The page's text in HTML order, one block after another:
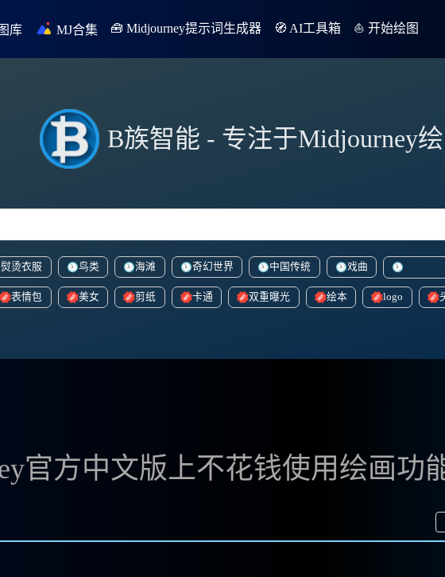
库 MJ合集 🧰 Midjourney提示词生成器 🧭 AI工具箱
⛵️ 开始绘图
B族智能 - 专注于Midjourney
熨烫衣服 鸟类 海滩 奇幻世界 中国传统
戏曲
表情包 美女 剪纸 卡通 双重曝光 绘本 logo
官方中文版上不花钱使用绘画功